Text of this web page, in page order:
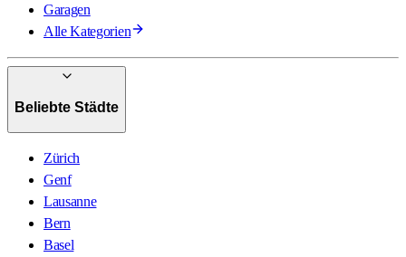
Garagen
Alle Kategorien
Beliebte Städte
Zürich
Genf
Lausanne
Bern
Basel